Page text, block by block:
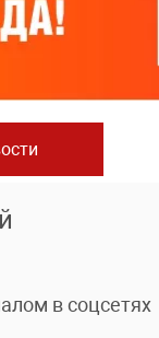
в соцсетях